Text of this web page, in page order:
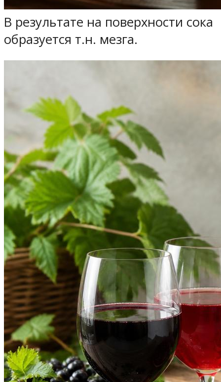
В результате на поверхности сока
образуется т.н. мезга.